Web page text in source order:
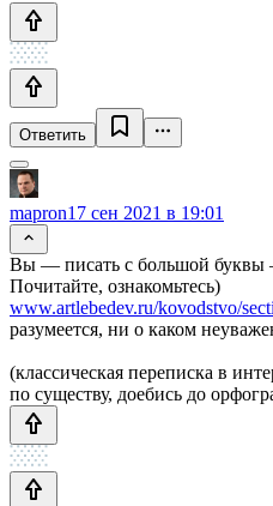
Ответить
mapron17 сен 2021 в 19:01
Вы — писать с большой
Почитайте, ознакомьтесь)
www.artlebedev.ru/kovodstvo/
разумеется, ни о каком
(классическая переписка в
по существу, доебись до